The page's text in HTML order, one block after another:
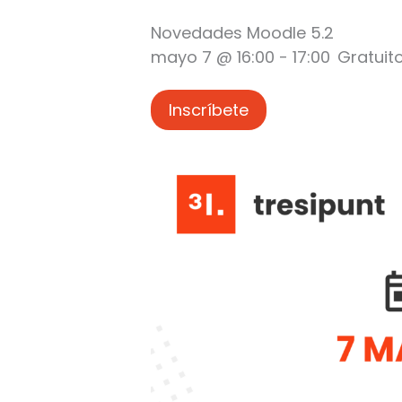
Novedades Moodle 5.2
mayo 7 @ 16:00 - 17:00
Inscríbete